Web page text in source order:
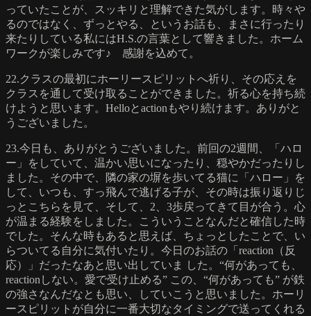
っていたことが、スッキリと理解できた気がします。時々や
るのではなく、ずっとやる、というお話も、まさに行ったり
来たりしている私にはH.S.の言葉として響きました。ホーム
ワークが楽しみです♪ 感謝を込めて。
22.クラスの最初にホーリースピリットへ祈り、その応えを
クラスを通して受け取ることができました。祈る心を持ち続
けようと思います。Helloとactionもやり続けます。ありがと
うございました。
23.今日も、ありがとうございました。前回の2週間、「ハロ
ー」をしていて、温かい思いになったり、穏やかだったりし
ました。その中で、隣の家の塀を歩いてる猫に「ハロー」を
して、いつも、すっ飛んで逃げる子が、その時は振り返りじ
っとこちらを見て、そして、2、3歩戻ってきて目が合う。心
が温まる経験をしました。こういうことなんだと確信した時
でした。そんな時もあると思えば、ちょっとしたことで、い
らついてる自分に気付いたり。今日のお話の「reaction（反
応）」だったなあと思い出していま した。“何があっても、
reactionしない。愛で受け止める” この、“何があっても” が鉄
の強さなんだなとも思い、していこうと思いました。ホーリ
ースピリットが自分に一番大切なタイミングで送ってくれる